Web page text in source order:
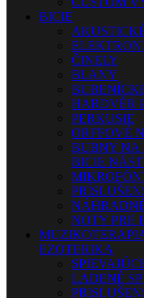
BICIE
ČINELY
BLANY
HARDVÉR
PERKUSIE
ORFFOVÉ
BUBNY NA
BICIE
NOTY PRE
EZOTERIKA
LADENÉ